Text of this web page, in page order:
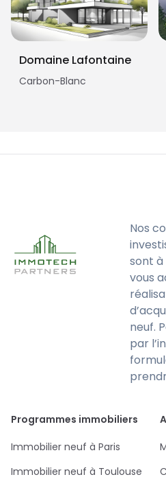
Domaine Lafontaine
Carbon-Blanc
Nos
sont
vous
neuf.
par
Programmes immobiliers
Immobilier neuf à Paris
Immobilier neuf à Toulouse